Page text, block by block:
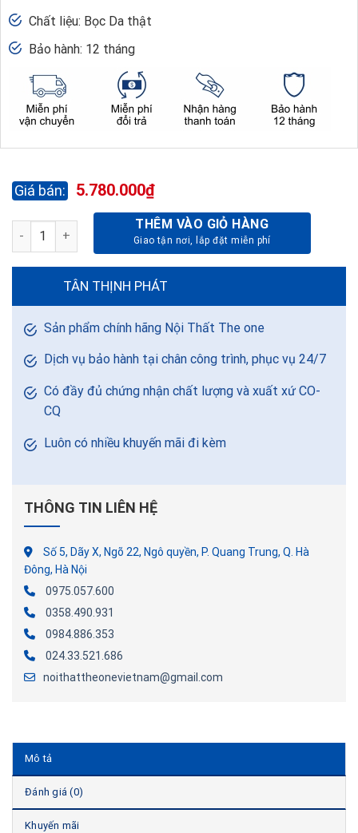
Chất liệu: Bọc Da thật
Bảo hành: 12 tháng
5.780.000₫
GHẾ LÃNH ĐẠO CAO CẤP TQ15-DA THẬT số lượng
THÊM VÀO GIỎ HÀNG
TÂN THỊNH PHÁT
Sản phẩm chính hãng Nội Thất The one
Dịch vụ bảo hành tại chân công trình, phục vụ 24/7
Có đầy đủ chứng nhận chất lượng và xuất xứ CO-
CQ
Luôn có nhiều khuyến mãi đi kèm
THÔNG TIN LIÊN HỆ
Số 5, Dãy X, Ngõ 22, Ngô quyền, P. Quang Trung, Q. Hà
Đông, Hà Nội
0975.057.600
0358.490.931
0984.886.353
024.33.521.686
noithattheonevietnam@gmail.com
Mô tả
Đánh giá (0)
Khuyến mãi